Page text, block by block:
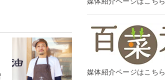
媒体紹介ページはこちら